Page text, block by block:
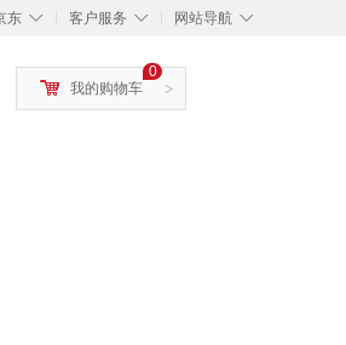
◇
东 ◇
客户服务 ◇
网站导航
>
0
我的购物车